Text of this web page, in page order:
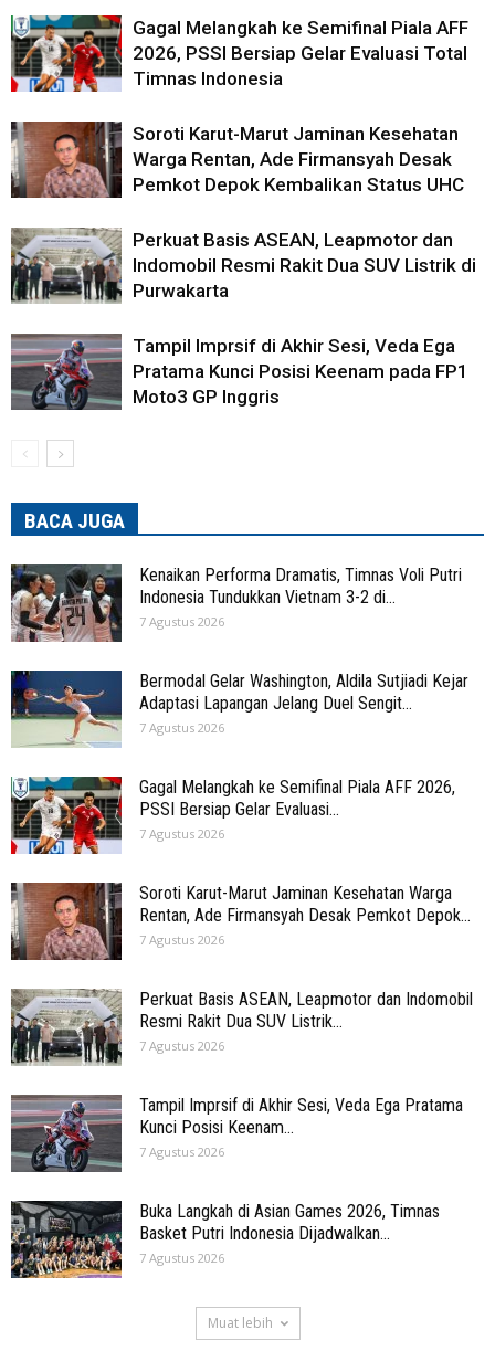
Gagal Melangkah ke Semifinal Piala AFF
2026, PSSI Bersiap Gelar Evaluasi Total
Timnas Indonesia
Soroti Karut-Marut Jaminan Kesehatan
Warga Rentan, Ade Firmansyah Desak
Pemkot Depok Kembalikan Status UHC
Perkuat Basis ASEAN, Leapmotor dan
Indomobil Resmi Rakit Dua SUV Listrik di
Purwakarta
Tampil Imprsif di Akhir Sesi, Veda Ega
Pratama Kunci Posisi Keenam pada FP1
Moto3 GP Inggris
BACA JUGA
Kenaikan Performa Dramatis, Timnas Voli Putri
Indonesia Tundukkan Vietnam 3-2 di...
7 Agustus 2026
Bermodal Gelar Washington, Aldila Sutjiadi Kejar
Adaptasi Lapangan Jelang Duel Sengit...
7 Agustus 2026
Gagal Melangkah ke Semifinal Piala AFF 2026,
PSSI Bersiap Gelar Evaluasi...
7 Agustus 2026
Soroti Karut-Marut Jaminan Kesehatan Warga
Rentan, Ade Firmansyah Desak Pemkot Depok...
7 Agustus 2026
Perkuat Basis ASEAN, Leapmotor dan Indomobil
Resmi Rakit Dua SUV Listrik...
7 Agustus 2026
Tampil Imprsif di Akhir Sesi, Veda Ega Pratama
Kunci Posisi Keenam...
7 Agustus 2026
Buka Langkah di Asian Games 2026, Timnas
Basket Putri Indonesia Dijadwalkan...
7 Agustus 2026
Muat lebih